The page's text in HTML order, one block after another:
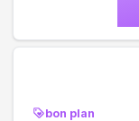
bon plan